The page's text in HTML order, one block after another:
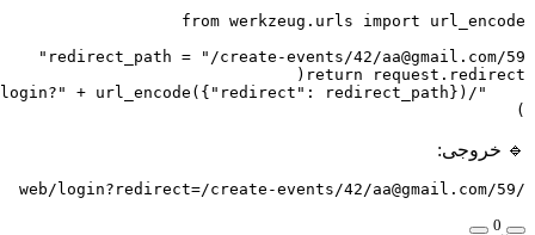
redirect_path = "/create-events/42/aa@gmail.com
aa@gmail.com